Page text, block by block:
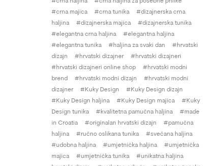
crna majica
crna tunika
dizajnerska crna
haljina
dizajnerska majica
dizajnerska tunika
elegantna crna haljina
elegantna haljina
elegantna tunika
haljina za svaki dan
hrvatski
dizajn
hrvatski dizajner
hrvatski dizajneri
hrvatski dizajneri online shop
hrvatski modni
brend
hrvatski modni dizajn
hrvatski modni
dizajner
Kuky Design
Kuky Design dizajn
Kuky Design haljina
Kuky Design majica
Kuky
Design tunika
kvalitetna pamučna haljina
made
in Croatia
originalan hrvatski dizajn
pamučna
haljina
ručno oslikana tunika
svečana haljina
udobna haljina
umjetnička haljina
umjetnička
majica
umjetnička tunika
unikatna haljina